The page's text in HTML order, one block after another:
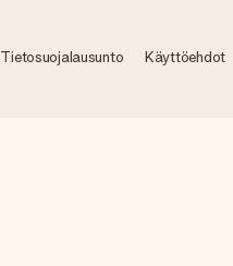
Tietosuojalausunto Käyttöehdot